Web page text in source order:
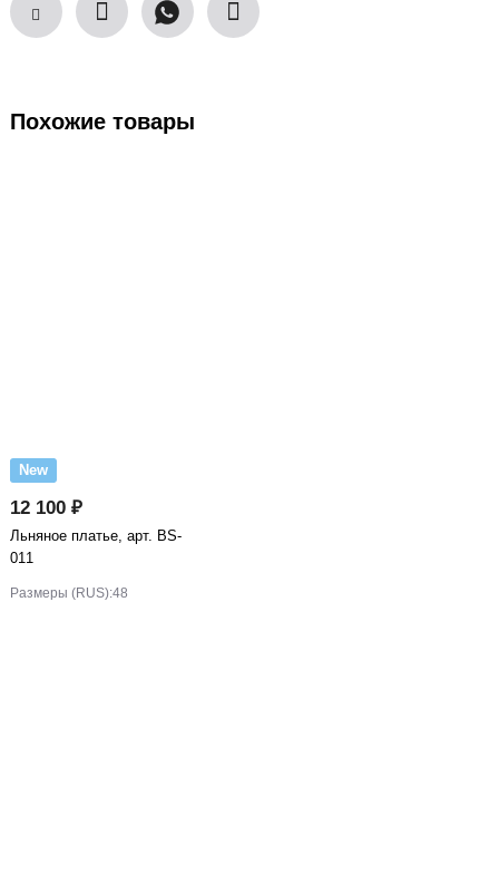
Похожие товары
New
12 100 ₽
Льняное платье, арт. BS-
011
Размеры (RUS):48